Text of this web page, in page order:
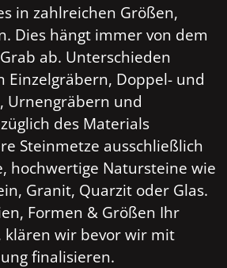
in zahlreichen Größen,
Dies hängt immer von dem
ab. Unterschieden
Einzelgräbern, Doppel- und
Urnengräbern und
des Materials
Steinmetze ausschließlich
hochwertige Natursteine wie
Granit, Quarzit oder Glas.
Formen & Größen Ihr
klären wir bevor wir mit
finalisieren.